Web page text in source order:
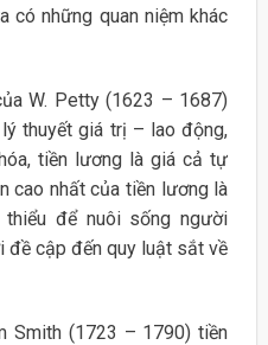
có những quan niệm khác
W. Petty (1623 – 1687)
thuyết giá trị – lao động,
tiền lương là giá cả tự
cao nhất của tiền lương là
để nuôi sống người
đề cập đến quy luật sắt về
Smith (1723 – 1790) tiền